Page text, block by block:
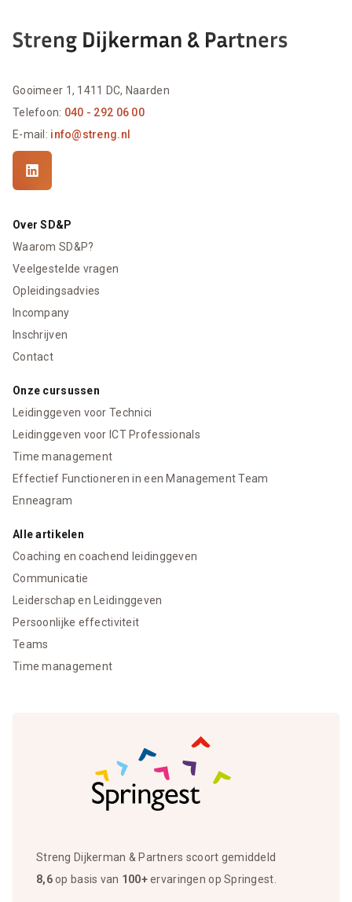
Gooimeer 1, 1411 DC, Naarden
Telefoon: 040 - 292 06 00
E-mail: info@streng.nl
Over SD&P
Waarom SD&P?
Veelgestelde vragen
Opleidingsadvies
Incompany
Inschrijven
Contact
Onze cursussen
Leidinggeven voor Technici
Leidinggeven voor ICT Professionals
Time management
Effectief Functioneren in een Management Team
Enneagram
Alle artikelen
Coaching en coachend leidinggeven
Communicatie
Leiderschap en Leidinggeven
Persoonlijke effectiviteit
Teams
Time management
Streng Dijkerman & Partners scoort gemiddeld
8,6op basis van 100+ervaringen op Springest.